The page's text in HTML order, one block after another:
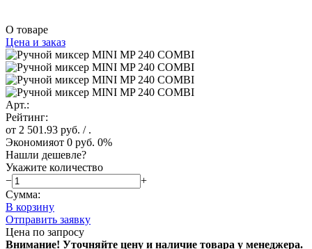
О товаре
Цена и заказ
Арт.:
Рейтинг:
от 2 501.93 руб. / .
Экономияот 0 руб. 0%
Нашли дешевле?
Укажите количество
−
+
Сумма:
В корзину
Отправить заявку
Цена по запросу
Внимание! Уточняйте цену и наличие товара у менеджера.